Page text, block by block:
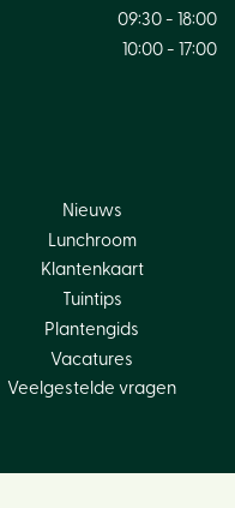
09:30 - 18:00
10:00 - 17:00
Nieuws
Lunchroom
Klantenkaart
Tuintips
Plantengids
Vacatures
Veelgestelde vragen